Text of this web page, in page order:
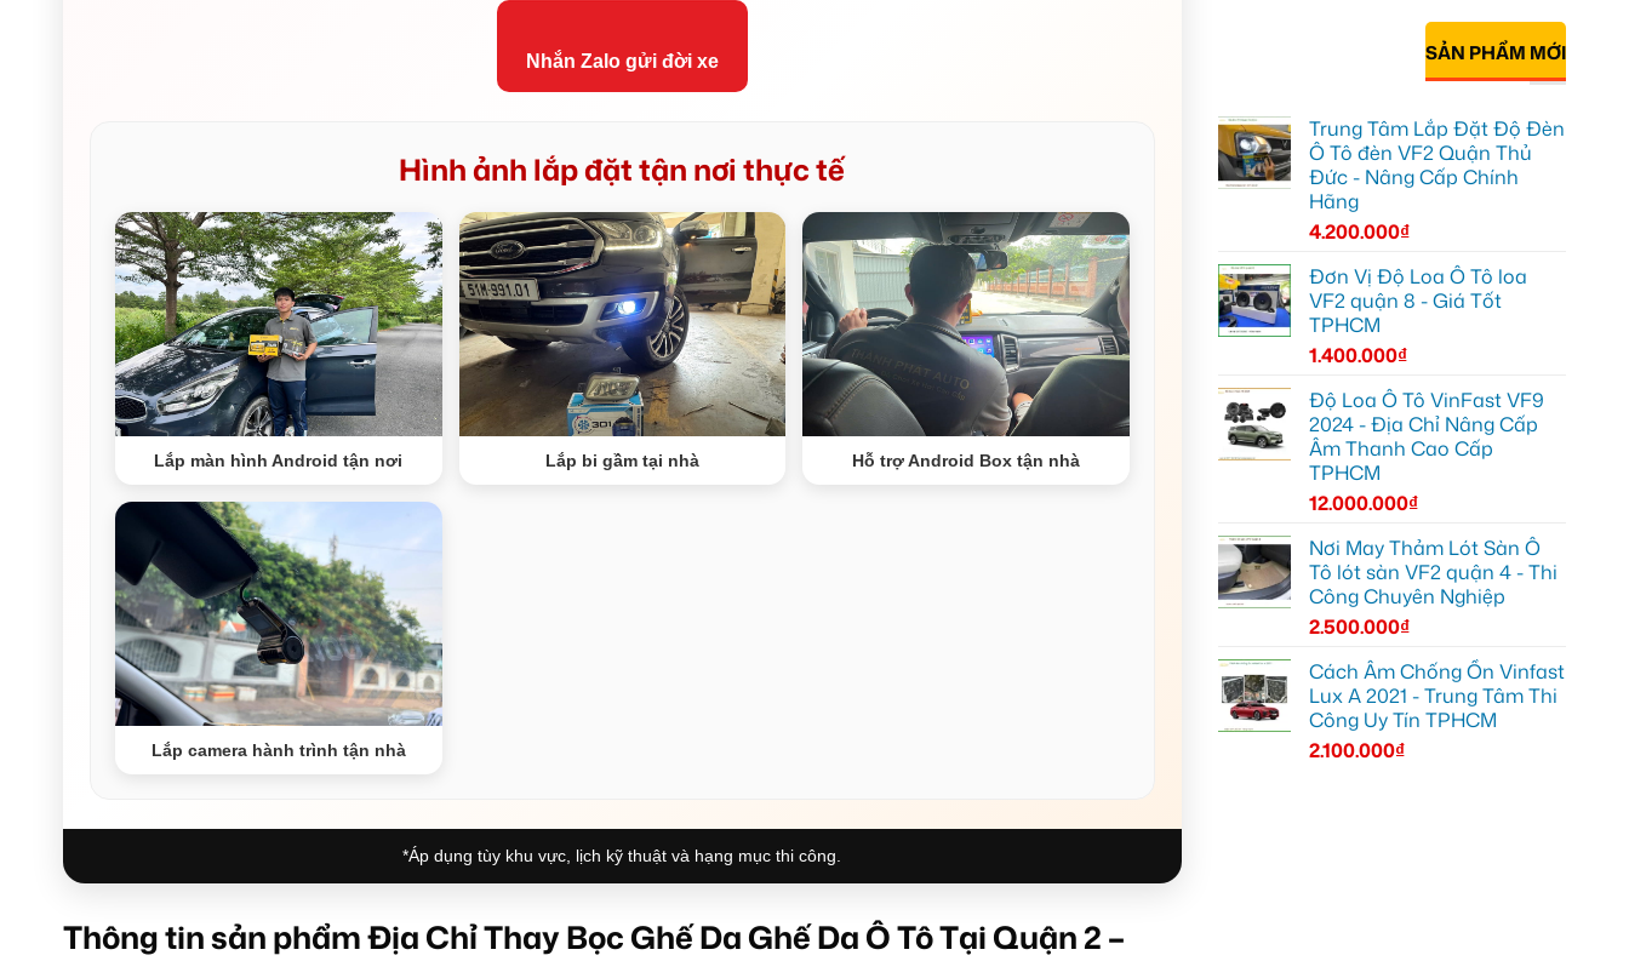
Nhắn Zalo gửi đời xe
Hình ảnh lắp đặt tận nơi thực tế
Lắp màn hình Android tận nơi Lắp bi gầm tại nhà Hỗ trợ Android Box tận nhà
Lắp camera hành trình tận nhà
*Áp dụng tùy khu vực, lịch kỹ thuật và hạng mục thi công.
Thông tin sản phẩm Địa Chỉ Thay Bọc Ghế Da Ghế Da Ô Tô Tại Quận 2 –
SẢN PHẨM MỚI
Trung Tâm Lắp Đặt Độ Đèn
Ô Tô đèn VF2 Quận Thủ
Đức - Nâng Cấp Chính
Hãng
4.200.000₫
Đơn Vị Độ Loa Ô Tô loa
VF2 quận 8 - Giá Tốt
TPHCM
1.400.000₫
Độ Loa Ô Tô VinFast VF9
2024 - Địa Chỉ Nâng Cấp
Âm Thanh Cao Cấp
TPHCM
12.000.000₫
Nơi May Thảm Lót Sàn Ô
Tô lót sàn VF2 quận 4 - Thi
Công Chuyên Nghiệp
2.500.000₫
Cách Âm Chống Ồn Vinfast
Lux A 2021 - Trung Tâm Thi
Công Uy Tín TPHCM
2.100.000₫